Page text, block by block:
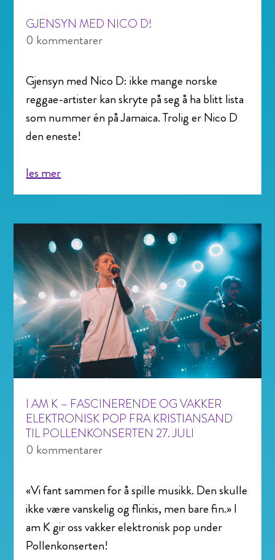
GJENSYN MED NICO D!
0 kommentarer
Gjensyn med Nico D: ikke mange norske
reggae-artister kan skryte på seg å ha blitt lista
som nummer én på Jamaica. Trolig er Nico D
den eneste!
les mer
I AM K – FASCINERENDE OG VAKKER
ELEKTRONISK POP FRA KRISTIANSAND
TIL POLLENKONSERTEN 27. JULI
0 kommentarer
«Vi fant sammen for å spille musikk. Den skulle
ikke være vanskelig og flinkis, men bare fin.» I
am K gir oss vakker elektronisk pop under
Pollenkonserten!